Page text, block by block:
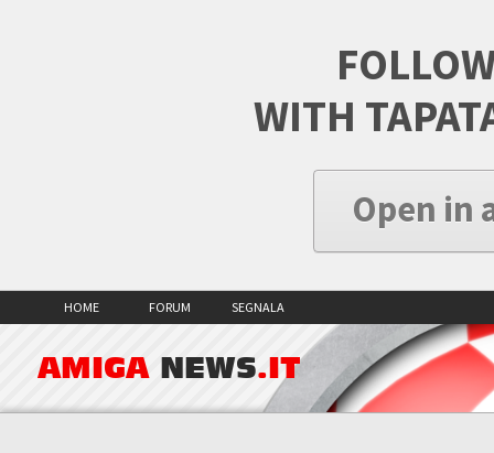
WITH
Open in
HOME FORUM SEGNALA
AMIGA NEWS.IT